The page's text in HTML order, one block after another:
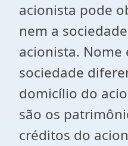
acionista pode
nem a
acionista. Nome
sociedade
domicílio do
são os
créditos do